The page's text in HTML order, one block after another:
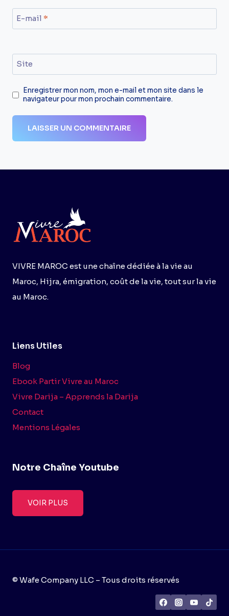
E-mail *
Site
Enregistrer mon nom, mon e-mail et mon site dans le
navigateur pour mon prochain commentaire.
VIVRE MAROC est une chaîne dédiée à la vie au
Maroc, Hijra, émigration, coût de la vie, tout sur la vie
au Maroc.
Liens Utiles
Blog
Ebook Partir Vivre au Maroc
Vivre Darija – Apprends la Darija
Contact
Mentions Légales
Notre Chaîne Youtube
VOIR PLUS
© Wafe Company LLC – Tous droits réservés